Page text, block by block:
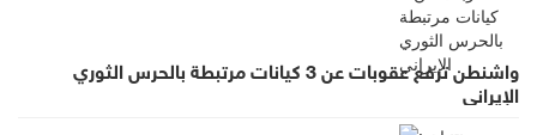
واشنطن ترفع عقوبات عن 3 كيانات مرتبطة بالحرس الثوري
الإيراني